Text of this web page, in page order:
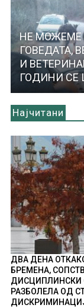
НЕ МОЖЕМЕ
ГОВЕДАТА,
И
ГОДИНИ СЕ
Најчитани
ДВА ДЕНА
БРЕМЕНА,
ДИСЦИПЛИНСКИ
РАЗБОЛЕЛА ОД